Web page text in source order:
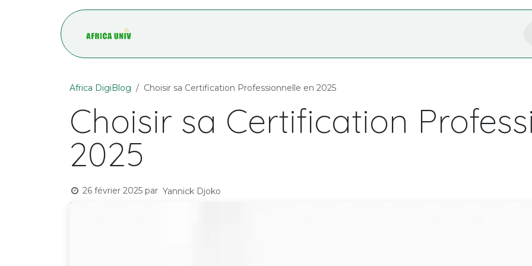
Africa DigiBlog Choisir sa Certification Professionnelle en 2025
Choisir sa Certification
2025
26 février 2025 par Yannick Djoko